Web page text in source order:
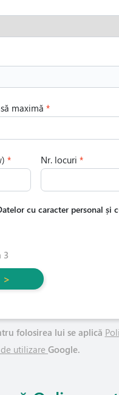
maximă
Nr. locuri
cu caracter personal și
3
>
folosirea lui se aplică
utilizare Google.